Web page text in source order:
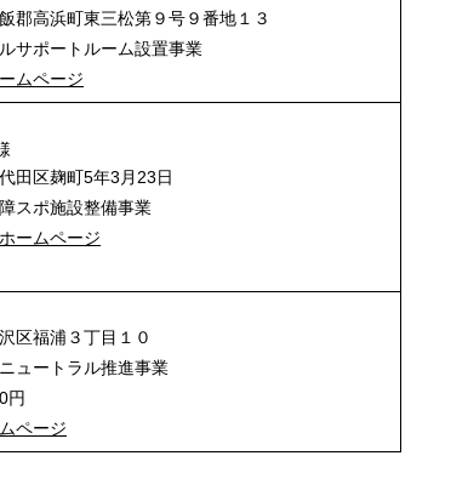
高浜町東三松第９号９番地１３
サポートルーム設置事業
ムページ
田区麹町5年3月23日
スポ施設整備事業
ームページ
区福浦３丁目１０
ュートラル推進事業
円
ページ